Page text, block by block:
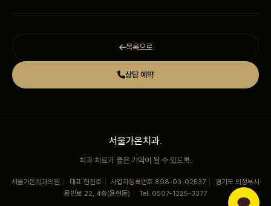
목록으로
상담 예약
서울가온치과.
치과 치료가 좋은 기억이 될 수 있도록.
서울가온치과의원 | 대표 현진호 | 사업자등록번호 898-03-02537 |
경기도 의정부시
용민로 22, 4층(용현동) | Tel. 0507-1325-3377